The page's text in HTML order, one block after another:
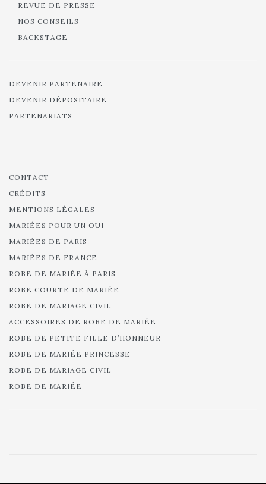
REVUE DE PRESSE
NOS CONSEILS
BACKSTAGE
DEVENIR PARTENAIRE
DEVENIR DÉPOSITAIRE
PARTENARIATS
CONTACT
CRÉDITS
MENTIONS LÉGALES
MARIÉES POUR UN OUI
MARIÉES DE PARIS
MARIÉES DE FRANCE
ROBE DE MARIÉE À PARIS
ROBE COURTE DE MARIÉE
ROBE DE MARIAGE CIVIL
ACCESSOIRES DE ROBE DE MARIÉE
ROBE DE PETITE FILLE D’HONNEUR
ROBE DE MARIÉE PRINCESSE
ROBE DE MARIAGE CIVIL
ROBE DE MARIÉE